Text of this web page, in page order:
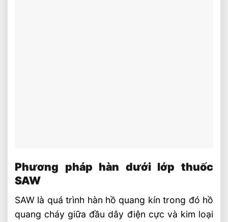
Phương pháp hàn dưới lớp thuốc
SAW
SAW là quá trình hàn hồ quang kín trong đó hồ
quang cháy giữa đầu dây điện cực và kim loại